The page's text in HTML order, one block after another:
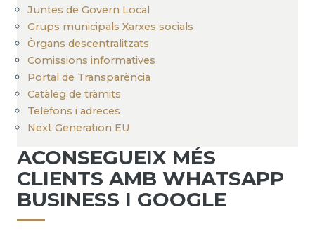
Juntes de Govern Local
Grups municipals Xarxes socials
Òrgans descentralitzats
Comissions informatives
Portal de Transparència
Catàleg de tràmits
Telèfons i adreces
Next Generation EU
ACONSEGUEIX MÉS
CLIENTS AMB WHATSAPP
BUSINESS I GOOGLE